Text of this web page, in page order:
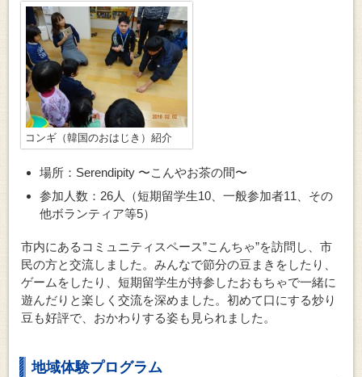
コンギ（韓国のおはじき）紹介
場所：Serendipity 〜こんやお茶の間〜
参加人数：26人（短期留学生10、一般参加者11、その
他ボランティア等5）
市内にあるコミュニティスペース”こんちゃ”を訪問し、市
民の方と交流しました。みんなで節分の豆まきをしたり、
ゲームをしたり、短期留学生が持参したおもちゃで一緒に
遊んだりと楽しく交流を深めました。初めて口にする炒り
豆も好評で、おかわりする姿も見られました。
地域体験プログラム